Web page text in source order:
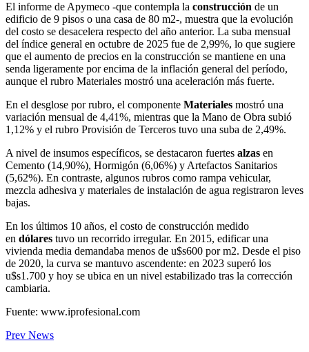
El informe de Apymeco -que contempla la construcción de un
edificio de 9 pisos o una casa de 80 m2-, muestra que la evolución
del costo se desacelera respecto del año anterior. La suba mensual
del índice general en octubre de 2025 fue de 2,99%, lo que sugiere
que el aumento de precios en la construcción se mantiene en una
senda ligeramente por encima de la inflación general del período,
aunque el rubro Materiales mostró una aceleración más fuerte.
En el desglose por rubro, el componente Materiales mostró una
variación mensual de 4,41%, mientras que la Mano de Obra subió
1,12% y el rubro Provisión de Terceros tuvo una suba de 2,49%.
A nivel de insumos específicos, se destacaron fuertes alzas en
Cemento (14,90%), Hormigón (6,06%) y Artefactos Sanitarios
(5,62%). En contraste, algunos rubros como rampa vehicular,
mezcla adhesiva y materiales de instalación de agua registraron leves
bajas.
En los últimos 10 años, el costo de construcción medido
en dólares tuvo un recorrido irregular. En 2015, edificar una
vivienda media demandaba menos de u$s600 por m2. Desde el piso
de 2020, la curva se mantuvo ascendente: en 2023 superó los
u$s1.700 y hoy se ubica en un nivel estabilizado tras la corrección
cambiaria.
Fuente: www.iprofesional.com
Prev News